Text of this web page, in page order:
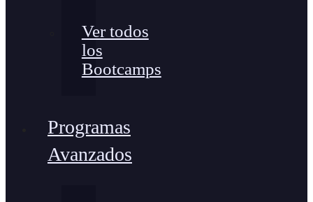
Ver todos
los
Bootcamps
Programas
Avanzados